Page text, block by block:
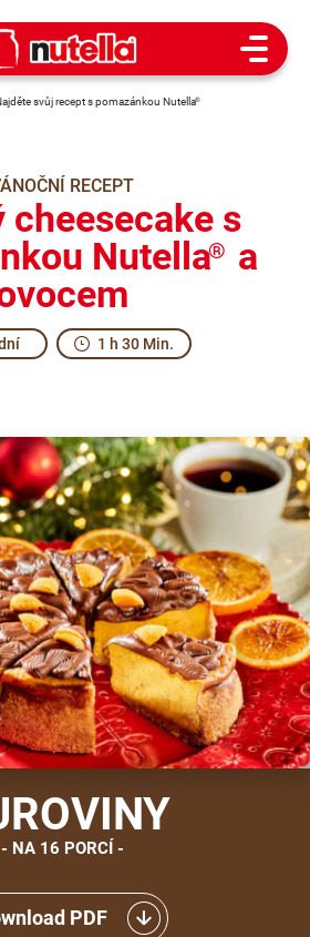
Open
svůj recept s pomazánkou Nutella®
RECEPT
cheesecake s
Nutella® a
1 h 30 Min.
NA 16 PORCÍ
PDF